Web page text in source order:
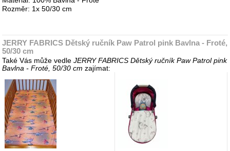
Rozměr: 1x 50/30 cm
JERRY FABRICS Dětský ručník Paw Patrol pink Bavlna - Froté,
50/30 cm
Také Vás může vedleJERRY FABRICS Dětský ručník Paw Patrol pink
Bavlna - Froté, 50/30 cm zajímat: